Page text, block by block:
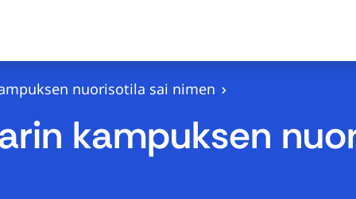
nuorisotila sai nimen
kampuksen